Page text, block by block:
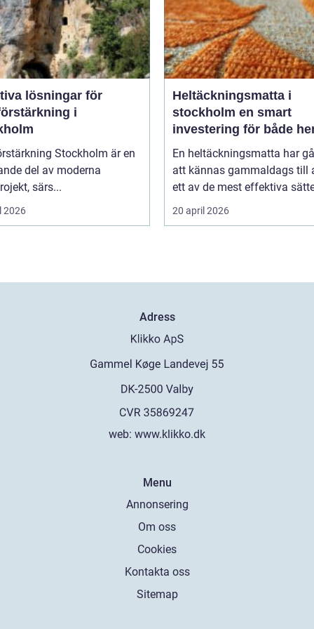
lösningar för
i
Stockholm är en
del av moderna
särs...
2026
Heltäckningsmatta i
stockholm en smart
investering för både
och kontor
En heltäckningsmatta har
att kännas gammaldags till
ett av de mest effektiva
20 april 2026
Adress
web: www.klikko.dk
Menu
Annonsering
Om oss
Cookies
Kontakta oss
Sitemap